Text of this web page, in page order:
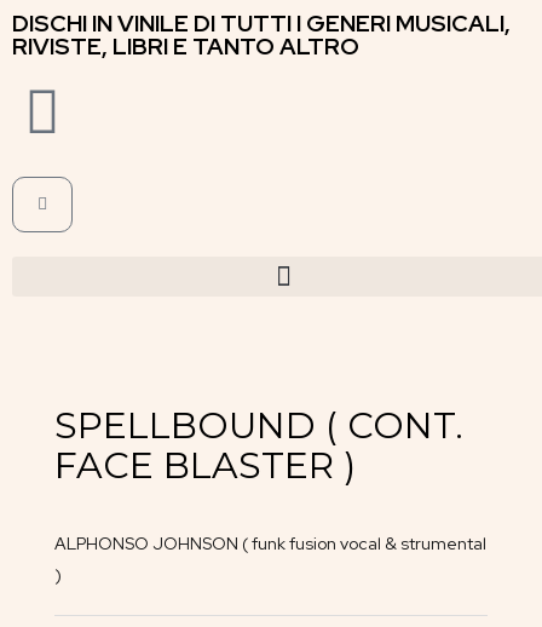
DISCHI IN VINILE DI TUTTI I GENERI MUSICALI,
RIVISTE, LIBRI E TANTO ALTRO
SPELLBOUND ( CONT.
FACE BLASTER )
ALPHONSO JOHNSON ( funk fusion vocal & strumental
)